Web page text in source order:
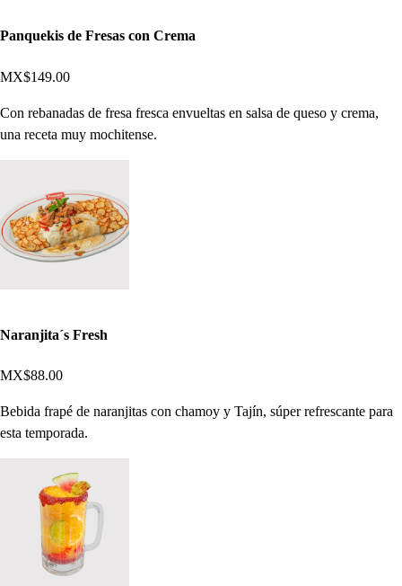
Panquekis de Fresas con Crema
MX$149.00
Con rebanadas de fresa fresca envueltas en salsa de queso y crema,
una receta muy mochitense.
Naranjita´s Fresh
MX$88.00
Bebida frapé de naranjitas con chamoy y Tajín, súper refrescante para
esta temporada.